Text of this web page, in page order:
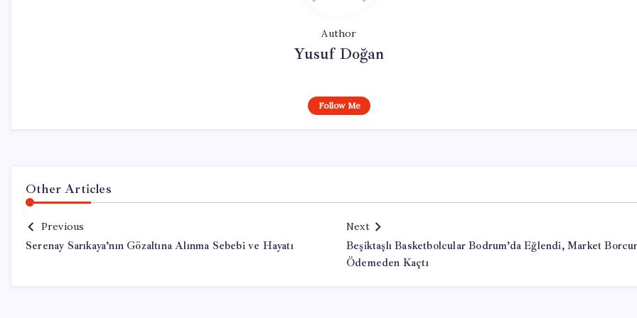
Author
Yusuf Doğan
Follow Me
Other Articles
Previous
Serenay Sarıkaya’nın Gözaltına Alınma Sebebi ve Hayatı
Next
Beşiktaşlı Basketbolcular Bodrum’da Eğlendi, Market
Ödemeden Kaçtı